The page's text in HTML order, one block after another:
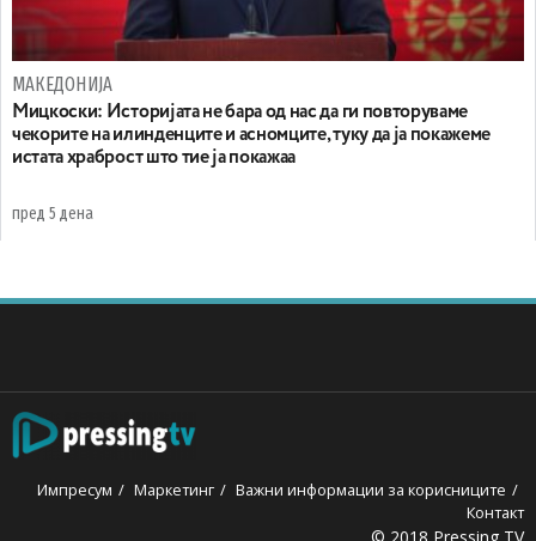
МАКЕДОНИЈА
Мицкоски: Историјата не бара од нас да ги повторуваме
чекорите на илинденците и асномците, туку да ја покажеме
истата храброст што тие ја покажаа
пред 5 дена
Импресум Маркетинг
Важни информации за корисниците
Контакт
© 2018 Pressing TV